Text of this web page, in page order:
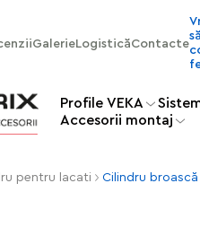
GalerieLogisticăContacte
să
Profile VEKA
Аccesorii montaj
pentru lacati Cilindru broască